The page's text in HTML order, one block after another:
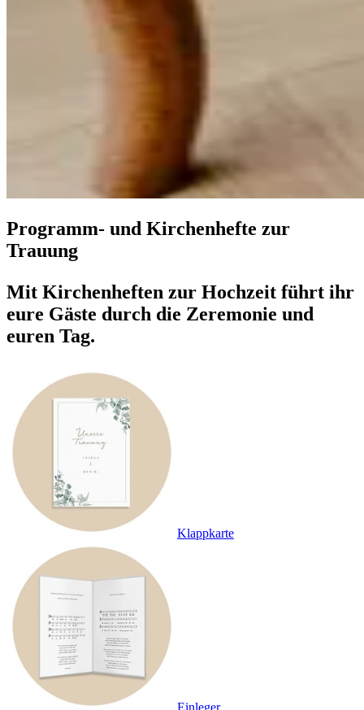
Programm- und Kirchenhefte zur
Trauung
Mit Kirchenheften zur Hochzeit führt ihr
eure Gäste durch die Zeremonie und
euren Tag.
Klappkarte
Einleger